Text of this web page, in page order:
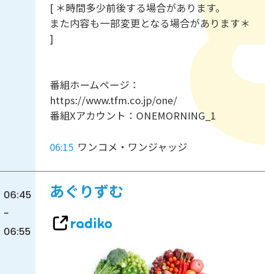
[ ＊時間多少前後する場合があります。
また内容も一部変更となる場合があります＊
]
番組ホームページ：
https://www.tfm.co.jp/one/
番組Xアカウント：ONEMORNING_1
06:15 ワンコメ・ワンジャッジ
06:45
-
06:55
あぐりずむ